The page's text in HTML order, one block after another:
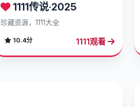
1111传说·2025
珍藏资源，1111大全
10.4分 1111观看